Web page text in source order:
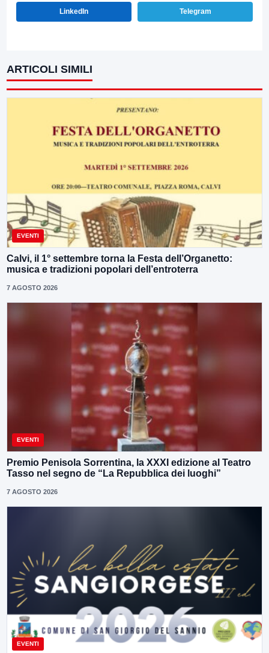
LinkedIn Telegram
ARTICOLI SIMILI
EVENTI
Calvi, il 1° settembre torna la Festa dell’Organetto:
musica e tradizioni popolari dell’entroterra
7 AGOSTO 2026
EVENTI
Premio Penisola Sorrentina, la XXXI edizione al Teatro
Tasso nel segno de “La Repubblica dei luoghi”
7 AGOSTO 2026
EVENTI